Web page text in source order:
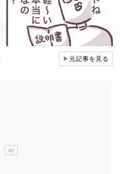
▶元記事を見る